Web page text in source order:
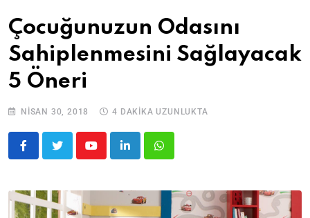
Çocuğunuzun Odasını
Sahiplenmesini Sağlayacak
5 Öneri
NISAN 30, 2018 4 DAKIKA UZUNLUKTA